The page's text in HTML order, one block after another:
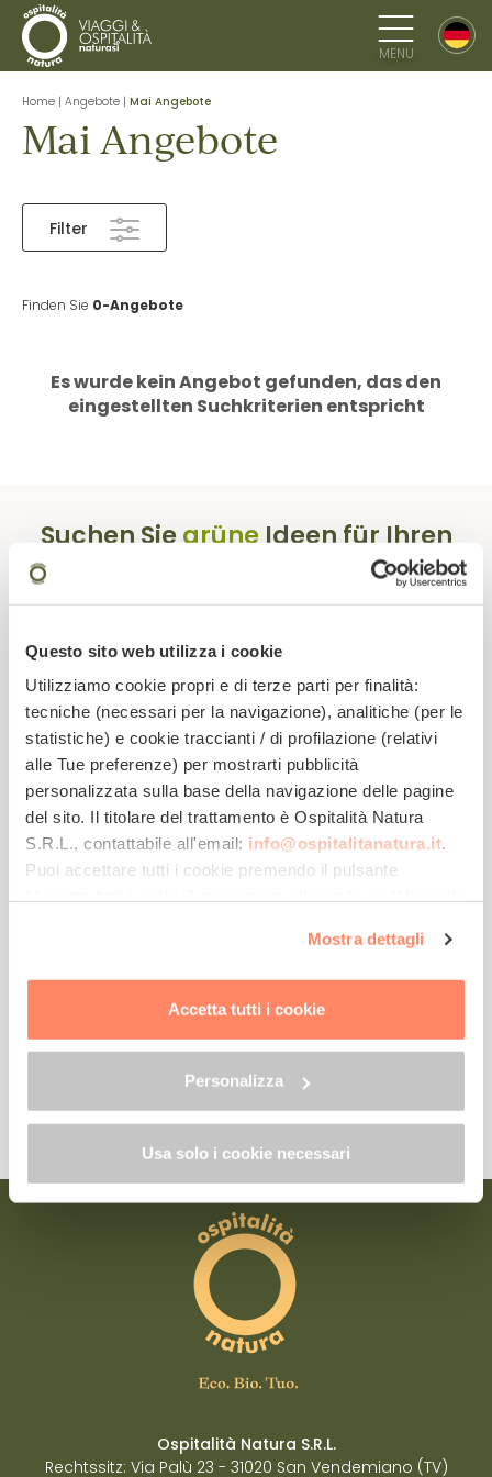
Questo sito web utilizza i cookie
Utilizziamo cookie propri e di terze parti per finalità:
tecniche (necessari per la navigazione), analitiche (per le
statistiche) e cookie traccianti / di profilazione (relativi
alle Tue preferenze) per mostrarti pubblicità
personalizzata sulla base della navigazione delle pagine
del sito. Il titolare del trattamento è Ospitalità Natura
S.R.L., contattabile all'email: info@ospitalitanatura.it.
Puoi accettare tutti i cookie premendo il pulsante
clic su "Personalizza". Al fine di revocare il consenso
prestato e visualizzare le informazioni complete sul
trattamento dei dati clicca qui:"gestione cookie"
cookie.
Mostra dettagli
Accetta tutti i cookie
Personalizza
Usa solo i cookie necessari
MENU
Home | Angebote | Mai Angebote
Mai Angebote
Filter
Finden Sie 0-Angebote
Es wurde kein Angebot gefunden, das den
eingestellten Suchkriterien entspricht
Suchen SiegrüneIdeen für Ihren
Abonnieren Sie unsere Newsletter!
Werden Sie Teil
Gemeinschaft
Lassen Sie sich
von exklusiven
Angeboten
Erhalten Sie Tipps
nachhaltigen
Ja, ich möchte mich anmelden.
Ospitalità Natura S.R.L.
Rechtssitz: Via Palù 23 - 31020 San Vendemiano (TV)